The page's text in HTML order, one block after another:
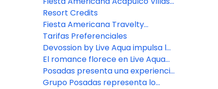
Cancún
Dominicana
Nuevos espacios para vivir
experiencias inolvidables
Resort Credits
Fiesta Americana Travelty
presenta nuevas marcas y
destinos.
Tarifas Preferenciales
Devossion by Live Aqua impulsa la
expansión de Posadas
El romance florece en Live Aqua
San Miguel de Allende
Posadas presenta una experiencia
de bienestar en Zamna Festival
Grupo Posadas representa lo